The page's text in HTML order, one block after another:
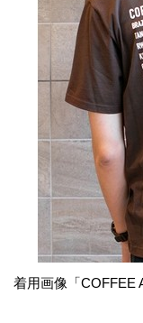
着用画像「COFFEE